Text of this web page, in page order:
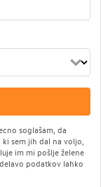
soglašam, da
sem jih dal na voljo,
im mi pošlje želene
podatkov lahko